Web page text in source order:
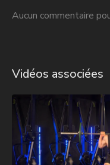
Aucun commentaire
Vidéos associées